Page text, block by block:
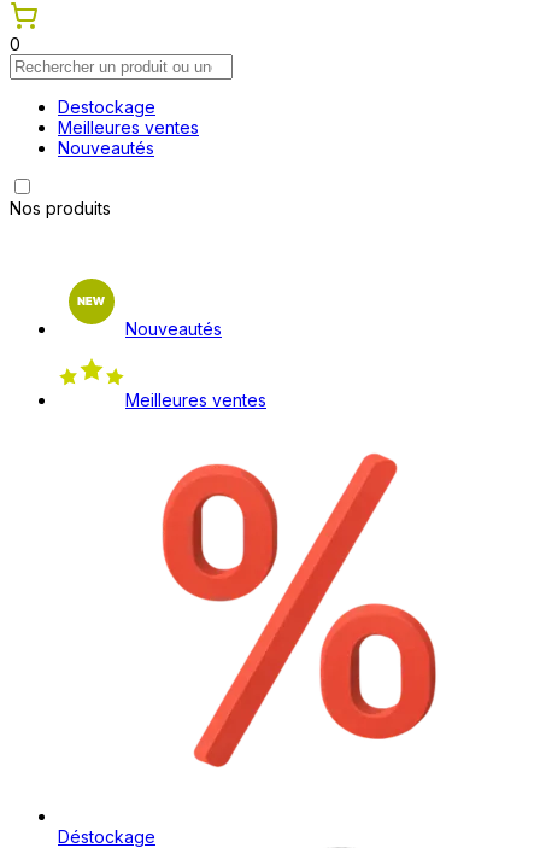
0
Destockage
Meilleures ventes
Nouveautés
Nos produits
Nouveautés
Meilleures ventes
Déstockage